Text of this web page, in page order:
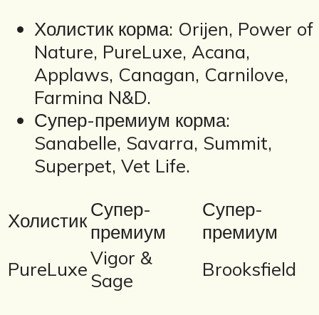
Холистик корма: Orijen, Power of
Nature, PureLuxe, Acana,
Applaws, Canagan, Carnilove,
Farmina N&D.
Супер-премиум корма:
Sanabelle, Savarra, Summit,
Superpet, Vet Life.
ХолистикСупер-
премиум
Супер-
премиум
PureLuxeVigor &
Sage
Brooksfield